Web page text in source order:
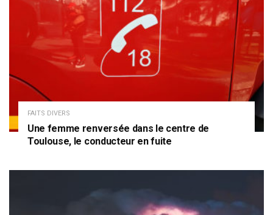
FAITS DIVERS
Une femme renversée dans le centre de
Toulouse, le conducteur en fuite